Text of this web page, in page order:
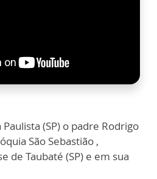
(SP) o padre Rodrigo
São Sebastião ,
de Taubaté (SP) e em sua